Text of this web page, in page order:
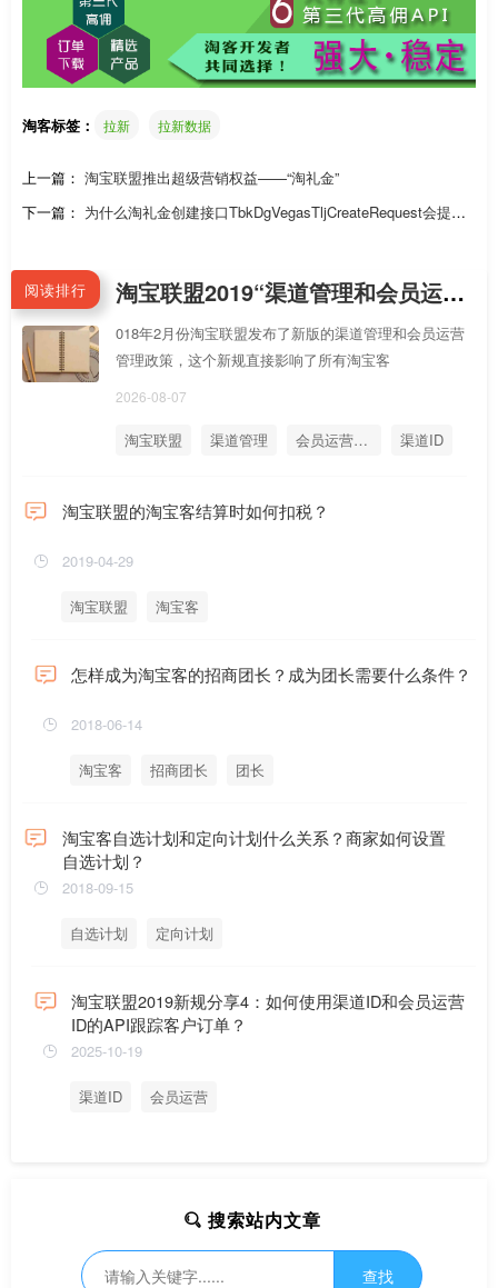
淘客标签： 拉新 拉新数据
上一篇： 淘宝联盟推出超级营销权益——“淘礼金”
下一篇： 为什么淘礼金创建接口TbkDgVegasTljCreateRequest会提示F
阅读排行 淘宝联盟2019“渠道管理和会员运营管理”新规分享1：如何使用渠道ID和会员运营ID的API绑定客户
018年2月份淘宝联盟发布了新版的渠道管理和会员运营
管理政策，这个新规直接影响了所有淘宝客
2026-08-07
淘宝联盟 渠道管理 会员运营管理
渠道ID
淘宝联盟的淘宝客结算时如何扣税？
2019-04-29
淘宝联盟 淘宝客
怎样成为淘宝客的招商团长？成为团长需要什么条件？
2018-06-14
淘宝客 招商团长 团长
淘宝客自选计划和定向计划什么关系？商家如何设置
自选计划？
2018-09-15
自选计划 定向计划
淘宝联盟2019新规分享4：如何使用渠道ID和会员运营
ID的API跟踪客户订单？
2025-10-19
渠道ID 会员运营
搜索站内文章
查找